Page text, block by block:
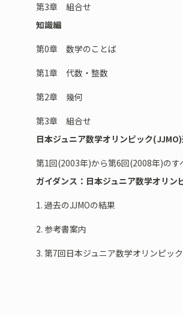
第3章 組合せ
知識編
第0章 数学のことば
第1章 代数・整数
第2章 幾何
第3章 組合せ
日本ジュニア数学オリンピック
第1回(2003年)から第6回(2008年)のす
ガイダンス：日本ジュニア数学オリン
1. 過去のJJMOの結果
2. 参考書案内
3. 第7回日本ジュニア数学オリンピッ